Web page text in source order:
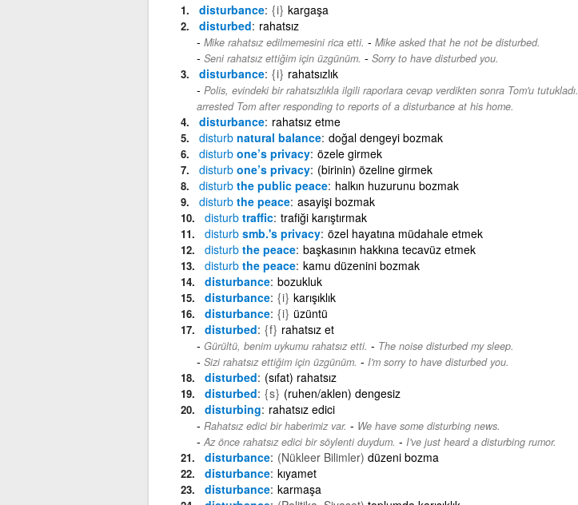
disturbance {i} kargaşa
disturbed rahatsız
Mike rahatsız edilmemesini rica etti. - Mike asked that he not be disturbed.
Seni rahatsız ettiğim için üzgünüm. - Sorry to have disturbed you.
disturbance {i} rahatsızlık
Polis, evindeki bir rahatsızlıkla ilgili raporlara cevap verdikten sonra Tom'u tutukladı.
arrested Tom after responding to reports of a disturbance at his home.
disturbance rahatsız etme
disturbnatural balance doğal dengeyi bozmak
disturbone’s privacy özele girmek
disturbone’s privacy (birinin) özeline girmek
disturbthe public peace halkın huzurunu bozmak
disturbthe peace asayişi bozmak
disturbtraffic trafiği karıştırmak
disturbsmb.'s privacy özel hayatına müdahale etmek
disturbthe peace başkasının hakkına tecavüz etmek
disturbthe peace kamu düzenini bozmak
disturbance bozukluk
disturbance {i} karışıklık
disturbance {i} üzüntü
disturbed {f} rahatsız et
Gürültü, benim uykumu rahatsız etti. - The noise disturbed my sleep.
Sizi rahatsız ettiğim için üzgünüm. - I'm sorry to have disturbed you.
disturbed (sıfat) rahatsız
disturbed {s} (ruhen/aklen) dengesiz
disturbing rahatsız edici
Rahatsız edici bir haberimiz var. - We have some disturbing news.
Az önce rahatsız edici bir söylenti duydum. - I've just heard a disturbing rumor.
disturbance (Nükleer Bilimler) düzeni bozma
disturbance kıyamet
disturbance karmaşa